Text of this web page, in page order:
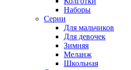
Наборы
Серии
Для мальчиков
Для девочек
Зимняя
Меланж
Школьная